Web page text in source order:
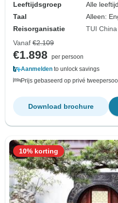
Leeftijdsgroep
Alle
Taal
Alleen:
Reisorganisatie
TUI China
Vanaf €2.109
€1.898
per persoon
Aanmelden to unlock savings
Prijs gebaseerd op privé
Download brochure
10% korting